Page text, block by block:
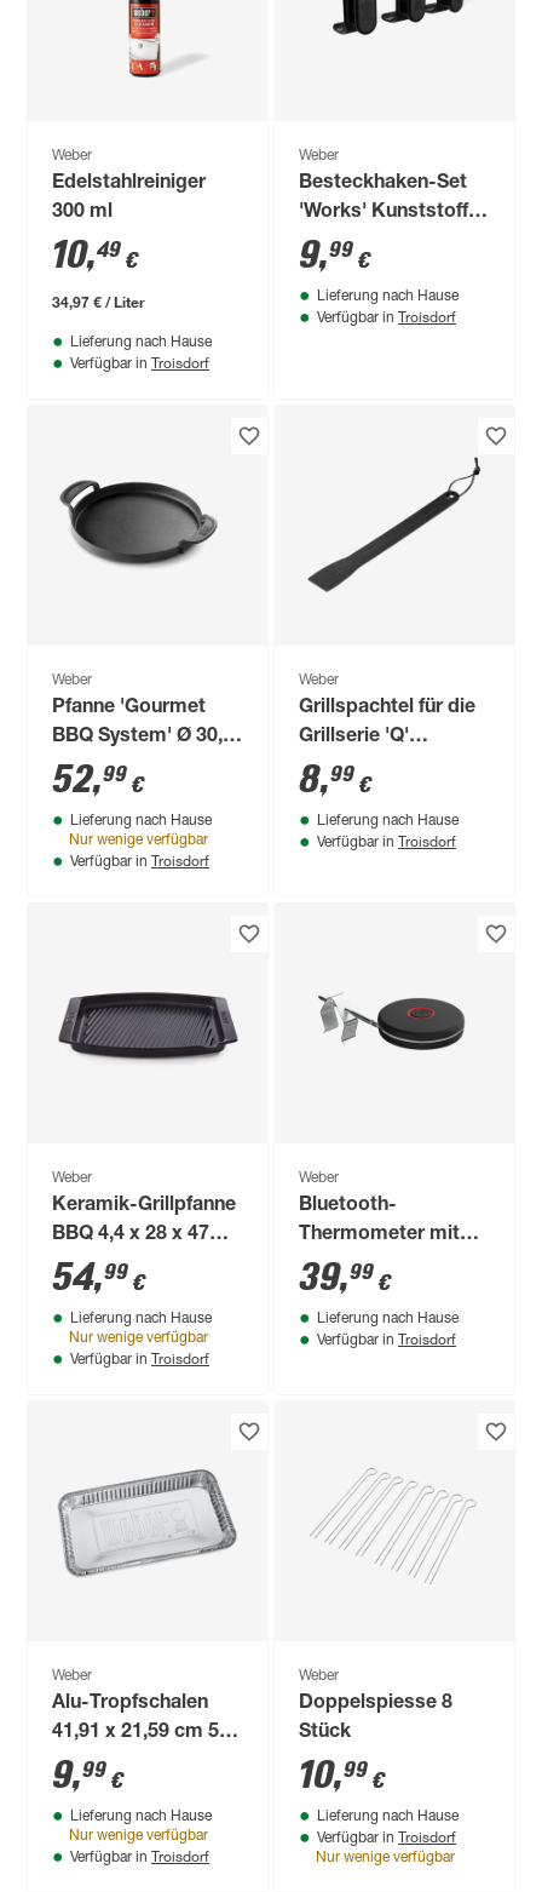
Weber
Edelstahlreiniger
300 ml
10,49 €
34,97 € / Liter
Lieferung nach Hause
Verfügbar in Troisdorf
Weber
Besteckhaken-Set
'Works' Kunststoff
3-teilig
9,99 €
Lieferung nach Hause
Verfügbar in Troisdorf
Weber
Pfanne 'Gourmet
BBQ System' Ø 30,5
cm
52,99 €
Lieferung nach Hause
Nur wenige verfügbar
Verfügbar in Troisdorf
Weber
Grillspachtel für die
Grillserie 'Q'
Kunststoff 3,8 x 30
cm
8,99 €
Lieferung nach Hause
Verfügbar in Troisdorf
Weber
Keramik-Grillpfanne
BBQ 4,4 x 28 x 47
cm
54,99 €
Lieferung nach Hause
Nur wenige verfügbar
Verfügbar in Troisdorf
Weber
Bluetooth-
Thermometer mit
Kabel schwarz
39,99 €
Lieferung nach Hause
Verfügbar in Troisdorf
Weber
Alu-Tropfschalen
41,91 x 21,59 cm 5
Stück
9,99 €
Lieferung nach Hause
Nur wenige verfügbar
Verfügbar in Troisdorf
Weber
Doppelspiesse 8
Stück
10,99 €
Lieferung nach Hause
Verfügbar in Troisdorf
Nur wenige verfügbar